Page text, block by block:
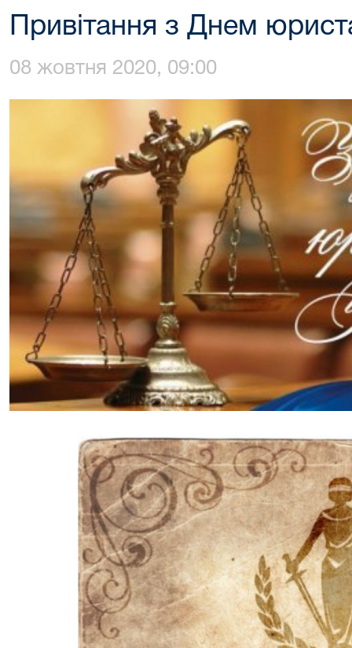
Привітання з Днем
08 жовтня 2020, 09:00